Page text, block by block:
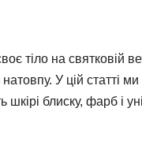
тіло на святковій
У цій статті
блиску, фарб і